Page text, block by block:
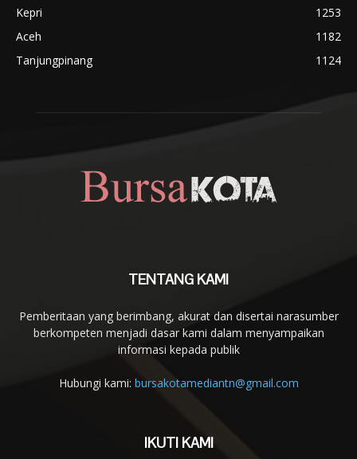
Kepri
1253
Aceh
1182
Tanjungpinang
1124
TENTANG KAMI
Pemberitaan yang berimbang, akurat dan disertai narasumber
berkompeten menjadi dasar kami dalam menyampaikan
informasi kepada publik
Hubungi kami: bursakotamediantn@gmail.com
IKUTI KAMI